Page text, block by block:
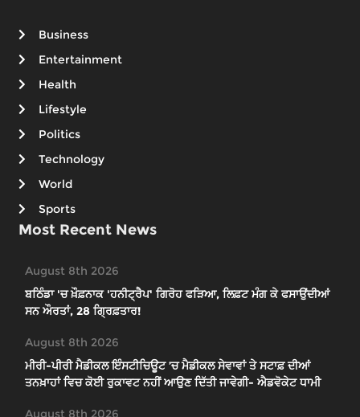
Business
Entertainment
Health
Lifestyle
Politics
Technology
World
Sports
Most Recent News
August 8th 2026
ਬਠਿੰਡਾ 'ਚ ਖ਼ੌਫ਼ਨਾਕ 'ਹਨੀਟ੍ਰੈਪ' ਗਿਰੋਹ ਫੜਿਆ, ਲਿਫ਼ਟ ਮੰਗ ਕੇ ਫਸਾਉਂਦੀਆਂ
ਸਨ ਔਰਤਾਂ, 28 ਗ੍ਰਿਫ਼ਤਾਰ!
August 8th 2026
ਮੀਰੀ-ਪੀਰੀ ਮੈਡੀਕਲ ਇੰਸਟੀਚਿਊਟ ’ਚ ਮੈਡੀਕਲ ਸੇਵਾਵਾਂ ਤੇ ਸਟਾਫ਼ ਦੀਆਂ
ਤਨਖ਼ਾਹਾਂ ਵਿਚ ਕੋਈ ਰੁਕਾਵਟ ਨਹੀਂ ਆਉਣ ਦਿੱਤੀ ਜਾਵੇਗੀ- ਐਡਵੋਕੇਟ ਧਾਮੀ
August 8th 2026